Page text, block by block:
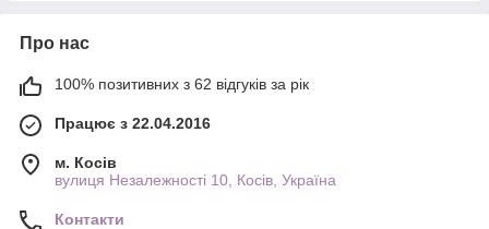
Про нас
100% позитивних з 62 відгуків за рік
Працює з 22.04.2016
м. Косів
вулиця Незалежності 10, Косів, Україна
Контакти